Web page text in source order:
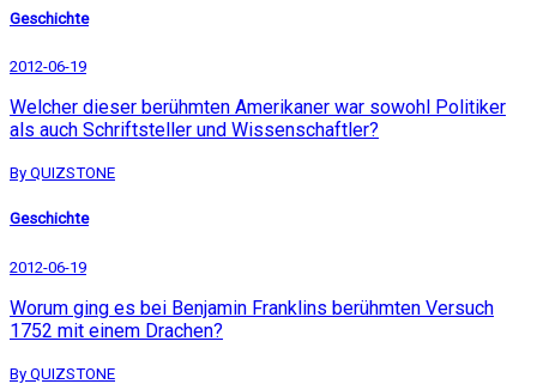
Geschichte
2012-06-19
Welcher dieser berühmten Amerikaner war sowohl Politiker
als auch Schriftsteller und Wissenschaftler?
By QUIZSTONE
Geschichte
2012-06-19
Worum ging es bei Benjamin Franklins berühmten Versuch
1752 mit einem Drachen?
By QUIZSTONE